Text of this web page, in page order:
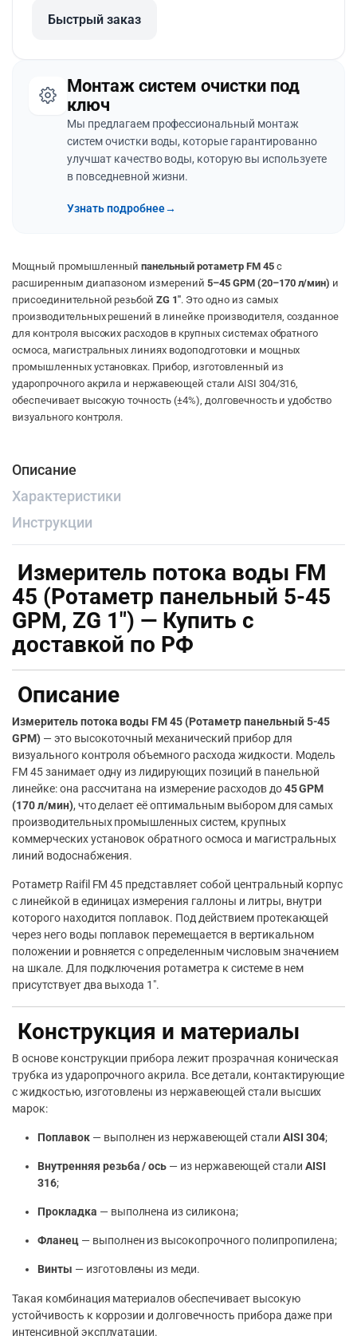
Быстрый заказ
Монтаж систем очистки под
ключ
Мы предлагаем профессиональный монтаж
систем очистки воды, которые гарантированно
улучшат качество воды, которую вы используете
в повседневной жизни.
Узнать подробнее→
Мощный промышленныйпанельный ротаметр FM 45с
расширенным диапазоном измерений5–45 GPM (20–170 л/мин) и
присоединительной резьбойZG 1″. Это одно из самых
производительных решений в линейке производителя, созданное
для контроля высоких расходов в крупных системах обратного
осмоса, магистральных линиях водоподготовки и мощных
промышленных установках. Прибор, изготовленный из
ударопрочного акрила и нержавеющей стали AISI 304/316,
обеспечивает высокую точность (±4%), долговечность и удобство
визуального контроля.
Описание
Характеристики
Инструкции
Измеритель потока воды FM
45 (Ротаметр панельный 5-45
GPM, ZG 1″) — Купить с
доставкой по РФ
Описание
Измеритель потока воды FM 45 (Ротаметр панельный 5-45
GPM)— это высокоточный механический прибор для
визуального контроля объемного расхода жидкости. Модель
FM 45 занимает одну из лидирующих позиций в панельной
линейке: она рассчитана на измерение расходов до45 GPM
(170 л/мин), что делает её оптимальным выбором для самых
производительных промышленных систем, крупных
коммерческих установок обратного осмоса и магистральных
линий водоснабжения.
Ротаметр Raifil FM 45 представляет собой центральный корпус
с линейкой в единицах измерения галлоны и литры, внутри
которого находится поплавок. Под действием протекающей
через него воды поплавок перемещается в вертикальном
положении и ровняется с определенным числовым значением
на шкале. Для подключения ротаметра к системе в нем
присутствует два выхода 1″.
Конструкция и материалы
В основе конструкции прибора лежит прозрачная коническая
трубка из ударопрочного акрила. Все детали, контактирующие
с жидкостью, изготовлены из нержавеющей стали высших
марок:
Поплавок— выполнен из нержавеющей стали AISI 304;
Внутренняя резьба / ось — из нержавеющей стали AISI
316;
Прокладка — выполнена из силикона;
Фланец— выполнен из высокопрочного полипропилена;
Винты — изготовлены из меди.
Такая комбинация материалов обеспечивает высокую
устойчивость к коррозии и долговечность прибора даже при
интенсивной эксплуатации.